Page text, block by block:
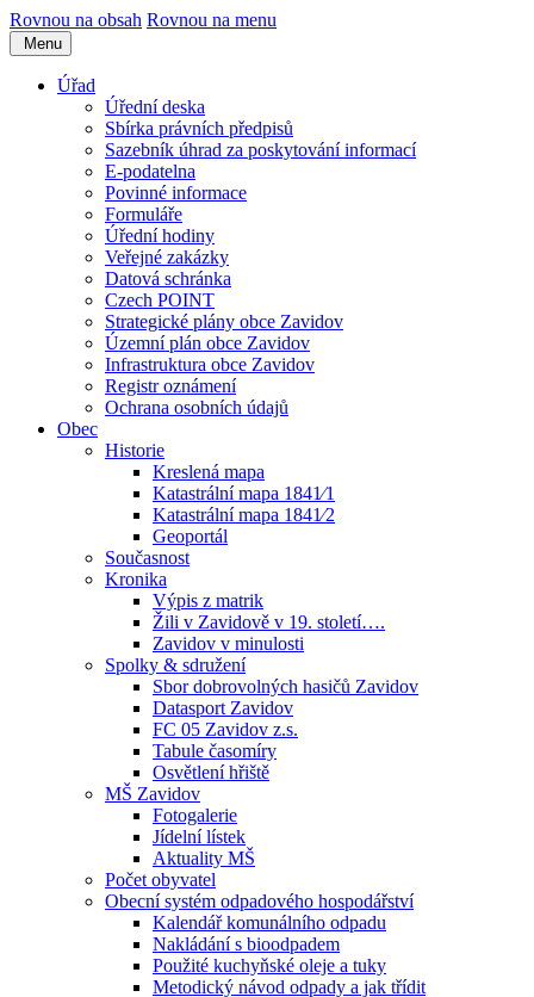
Rovnou na obsah Rovnou na menu
Menu
Úřad
Úřední deska
Sbírka právních předpisů
Sazebník úhrad za poskytování informací
E-podatelna
Povinné informace
Formuláře
Úřední hodiny
Veřejné zakázky
Datová schránka
Czech POINT
Strategické plány obce Zavidov
Územní plán obce Zavidov
Infrastruktura obce Zavidov
Registr oznámení
Ochrana osobních údajů
Obec
Historie
Kreslená mapa
Katastrální mapa 1841⁄1
Katastrální mapa 1841⁄2
Geoportál
Současnost
Kronika
Výpis z matrik
Žili v Zavidově v 19. století….
Zavidov v minulosti
Spolky & sdružení
Sbor dobrovolných hasičů Zavidov
Datasport Zavidov
FC 05 Zavidov z.s.
Tabule časomíry
Osvětlení hřiště
MŠ Zavidov
Fotogalerie
Jídelní lístek
Aktuality MŠ
Počet obyvatel
Obecní systém odpadového hospodářství
Kalendář komunálního odpadu
Nakládání s bioodpadem
Použité kuchyňské oleje a tuky
Metodický návod odpady a jak třídit